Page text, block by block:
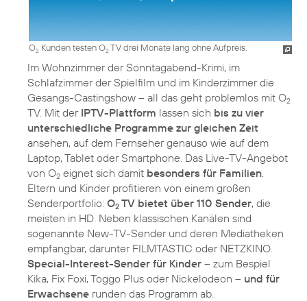
O2 Kunden testen O2TV drei Monate lang ohne Aufpreis.
Im Wohnzimmer der Sonntagabend-Krimi, im
Schlafzimmer der Spielfilm und im Kinderzimmer die
Gesangs-Castingshow – all das geht problemlos mit O2
TV. Mit der IPTV-Plattform lassen sich bis zu vier
unterschiedliche Programme zur gleichen Zeit
ansehen, auf dem Fernseher genauso wie auf dem
Laptop, Tablet oder Smartphone. Das Live-TV-Angebot
von O2 eignet sich damit besonders für Familien
Eltern und Kinder profitieren von einem großen
Senderportfolio: O2 TV bietet über 110 Sender, die
meisten in HD. Neben klassischen Kanälen sind
sogenannte New-TV-Sender und deren Mediatheken
empfangbar, darunter FILMTASTIC oder NETZKINO.
Special-Interest-Sender für Kinder – zum Bespiel
Kika, Fix Foxi, Toggo Plus oder Nickelodeon – und für
Erwachsene runden das Programm ab.